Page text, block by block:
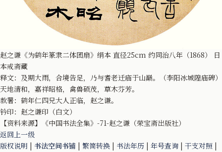
赵之谦《为鹤年篆隶二体团扇》绢本 直径25cm 约同治八年（1868） 日
本戒斋藏
释文：及期大雨，合境告足，乃与耆老迁庙于山巅。（李阳冰城隍庙碑）
天地清和，嘉祥昭格，禽兽硕茂，草木芬芳。
款署：鹤年仁四兄大人正临，赵之谦。
钤印：赵之谦印（白文）
【资料来源】《中国书法全集》-71-赵之谦（荣宝斋出版社）
返回上一级
版权说明 | 书法空间书铺 | 繁简转换 | 书法年历 | 年号查询 | 干支对照 |